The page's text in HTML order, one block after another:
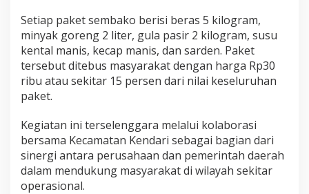
u
a
w
e
s
s
t
r
i
b
Setiap paket sembako berisi beras 5 kilogram,
minyak goreng 2 liter, gula pasir 2 kilogram, susu
kental manis, kecap manis, dan sarden. Paket
tersebut ditebus masyarakat dengan harga Rp30
ribu atau sekitar 15 persen dari nilai keseluruhan
paket.
Kegiatan ini terselenggara melalui kolaborasi
bersama Kecamatan Kendari sebagai bagian dari
sinergi antara perusahaan dan pemerintah daerah
dalam mendukung masyarakat di wilayah sekitar
operasional.